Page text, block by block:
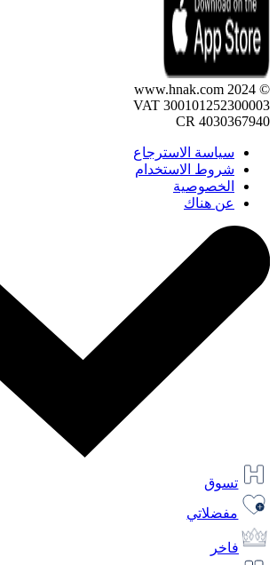
© 2024 www.hnak.com
VAT 300101252300003
CR 4030367940
سياسة الاسترجاع
شروط الاستخدام
الخصوصية
عن هناك
تسوق
مفضلاتي
فاخر